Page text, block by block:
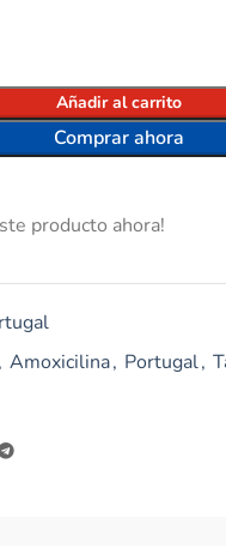
Añadir al carrito
Comprar ahora
producto ahora!
Amoxicilina, Portugal,